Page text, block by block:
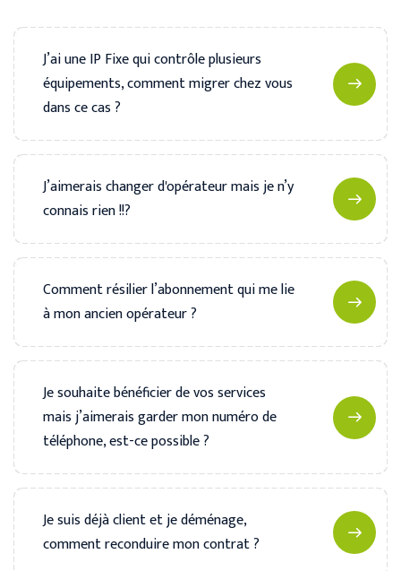
J’ai une IP Fixe qui contrôle plusieurs
équipements, comment migrer chez vous
dans ce cas ?
J’aimerais changer d'opérateur mais je n’y
connais rien !!?
Comment résilier l’abonnement qui me lie
à mon ancien opérateur ?
Je souhaite bénéficier de vos services
mais j’aimerais garder mon numéro de
téléphone, est-ce possible ?
Je suis déjà client et je déménage,
comment reconduire mon contrat ?